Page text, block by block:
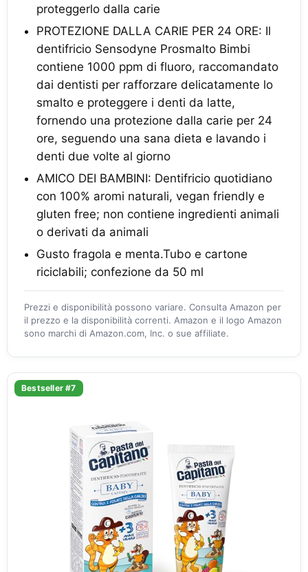
proteggerlo dalla carie
PROTEZIONE DALLA CARIE PER 24 ORE: Il
dentifricio Sensodyne Prosmalto Bimbi
contiene 1000 ppm di fluoro, raccomandato
dai dentisti per rafforzare delicatamente lo
smalto e proteggere i denti da latte,
fornendo una protezione dalla carie per 24
ore, seguendo una sana dieta e lavando i
denti due volte al giorno
AMICO DEI BAMBINI: Dentifricio quotidiano
con 100% aromi naturali, vegan friendly e
gluten free; non contiene ingredienti animali
o derivati da animali
Gusto fragola e menta.Tubo e cartone
riciclabili; confezione da 50 ml
Prezzi e disponibilità possono variare. Consulta Amazon per
il prezzo e la disponibilità correnti. Amazon e il logo Amazon
sono marchi di Amazon.com, Inc. o sue affiliate.
Bestseller #7